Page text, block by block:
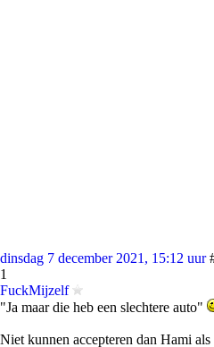
dinsdag 7 december 2021, 15:12 uur
1
FuckMijzelf
"Ja maar die heb een slechtere auto"
Niet kunnen accepteren dan Hami als